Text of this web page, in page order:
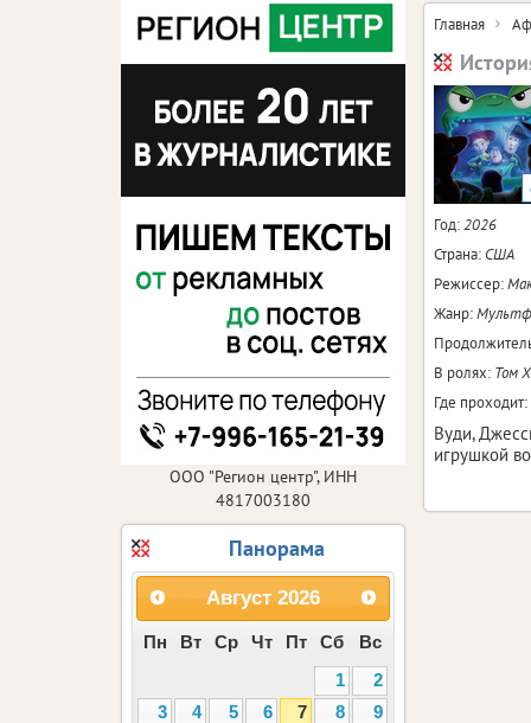
Главная
Год:2026
Страна: США
Режиссер:
Жанр:
В ролях: Том
Где проходит:
Вуди,
игрушкой
ООО "Регион центр", ИНН
4817003180
Панорама
Август 2026
Пн Вт Ср Чт Пт Сб
Вс
1
2
3
4 5 6 7 8
9